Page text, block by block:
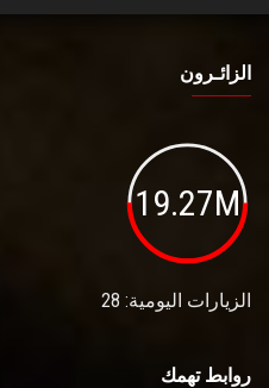
الزائـرون
19.27M
الزيارات اليومية: 28
روابط تهمك